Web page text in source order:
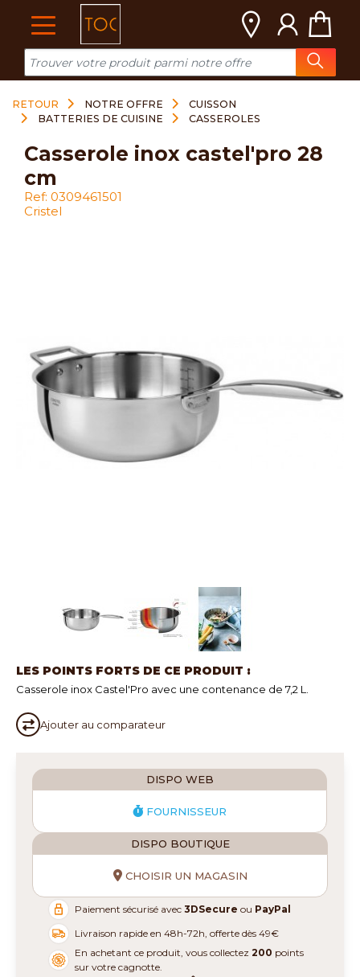
RETOUR NOTRE OFFRE
CUISSON
BATTERIES DE CUISINE
CASSEROLES
LES POINTS FORTS DE CE PRODUIT :
Casserole inox Castel'Pro avec une contenance de 7,2 L.
Ajouter au comparateur
casserole inox castel'pro 28
cm
Ref: 0309461501
Cristel
DISPO WEB
FOURNISSEUR
DISPO BOUTIQUE
CHOISIR UN MAGASIN
Paiement sécurisé avec3DSecure ou PayPal
Livraison rapide en 48h-72h, offerte dès 49€
En achetant ce produit, vous collectez200 points
sur votre cagnotte.
Cookies management panel